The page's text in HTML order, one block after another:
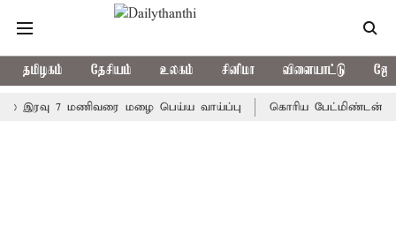
தமிழகம் தேசியம் உலகம் சினிமா விளையாட்டு
7 மணிவரை மழை பெய்ய வாய்ப்பு கொரிய பேட்மிண்டன் இறுதி